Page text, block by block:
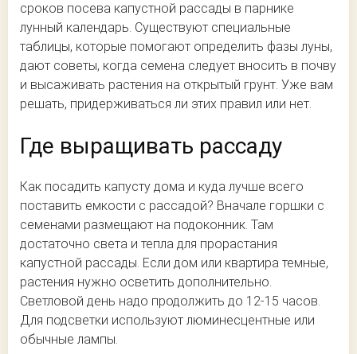
сроков посева капустной рассады в парнике
лунный календарь. Существуют специальные
таблицы, которые помогают определить фазы луны,
дают советы, когда семена следует вносить в почву
и высаживать растения на открытый грунт. Уже вам
решать, придерживаться ли этих правил или нет.
Где выращивать рассаду
Как посадить капусту дома и куда лучше всего
поставить емкости с рассадой? Вначале горшки с
семенами размещают на подоконник. Там
достаточно света и тепла для прорастания
капустной рассады. Если дом или квартира темные,
растения нужно осветить дополнительно.
Светловой день надо продолжить до 12-15 часов.
Для подсветки используют люминесцентные или
обычные лампы.